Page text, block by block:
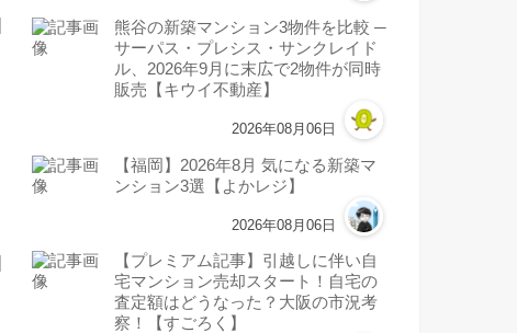
熊谷の新築マンション3物件を比較 ─
サーパス・プレシス・サンクレイド
ル、2026年9月に末広で2物件が同時
販売【キウイ不動産】
2026年08月06日
【福岡】2026年8月 気になる新築マ
ンション3選【よかレジ】
2026年08月06日
【プレミアム記事】引越しに伴い自
宅マンション売却スタート！自宅の
査定額はどうなった？大阪の市況考
察！【すごろく】